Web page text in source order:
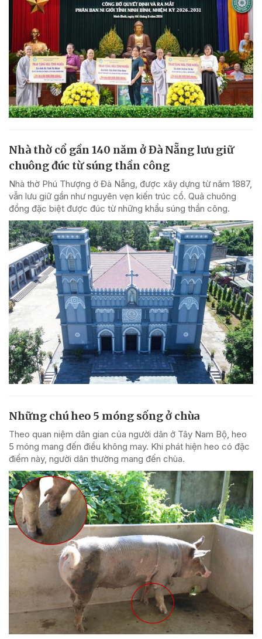
Nhà thờ cổ gần 140 năm ở Đà Nẵng lưu giữ
chuông đúc từ súng thần công
Nhà thờ Phú Thượng ở Đà Nẵng, được xây dựng từ năm 1887,
vẫn lưu giữ gần như nguyên vẹn kiến trúc cổ. Quả chuông
đồng đặc biệt được đúc từ những khẩu súng thần công.
Những chú heo 5 móng sống ở chùa
Theo quan niệm dân gian của người dân ở Tây Nam Bộ, heo
5 móng mang đến điều không may. Khi phát hiện heo có đặc
điểm này, người dân thường mang đến chùa.